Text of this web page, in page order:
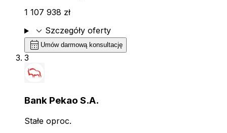
1 107 938 zł
expand_more Szczegóły oferty
calendar_month Umów darmową konsultację
3
Bank Pekao S.A.
Stałe oproc.